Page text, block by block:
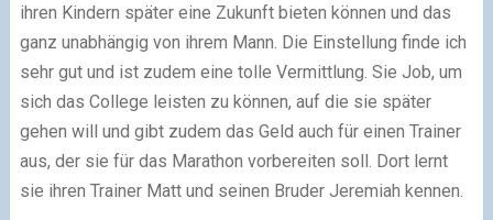
ihren Kindern später eine Zukunft bieten können und das
ganz unabhängig von ihrem Mann. Die Einstellung finde ich
sehr gut und ist zudem eine tolle Vermittlung. Sie Job, um
sich das College leisten zu können, auf die sie später
gehen will und gibt zudem das Geld auch für einen Trainer
aus, der sie für das Marathon vorbereiten soll. Dort lernt
sie ihren Trainer Matt und seinen Bruder Jeremiah kennen.